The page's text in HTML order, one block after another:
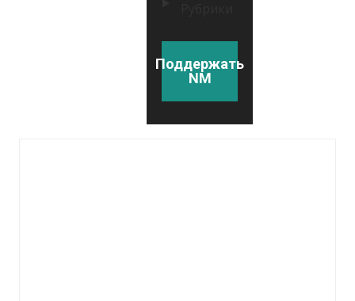
Поддержать
NM